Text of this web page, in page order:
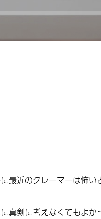
最近のクレーマーは怖い
真剣に考えなくてもよか